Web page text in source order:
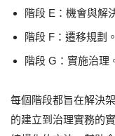
階段 E：機會與解
階段 F：遷移規劃。
階段 G：實施治理
每個階段都旨在解決
的建立到治理實務的